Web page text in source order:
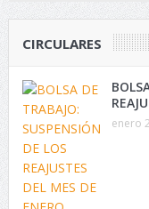
CIRCULARES
enero